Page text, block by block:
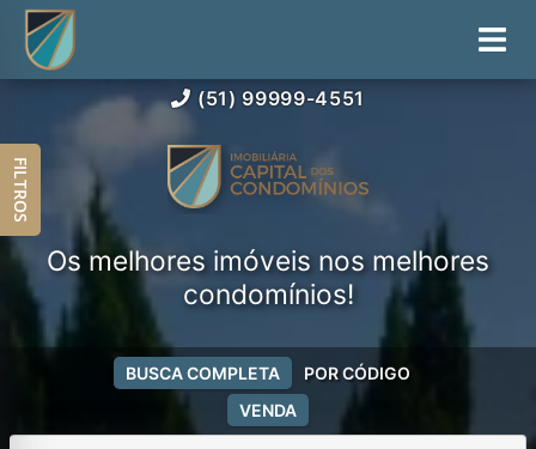
(51) 99999-4551
Os melhores imóveis nos melhores
condomínios!
VENDA
BUSCA COMPLETA POR CÓDIGO
FILTROS